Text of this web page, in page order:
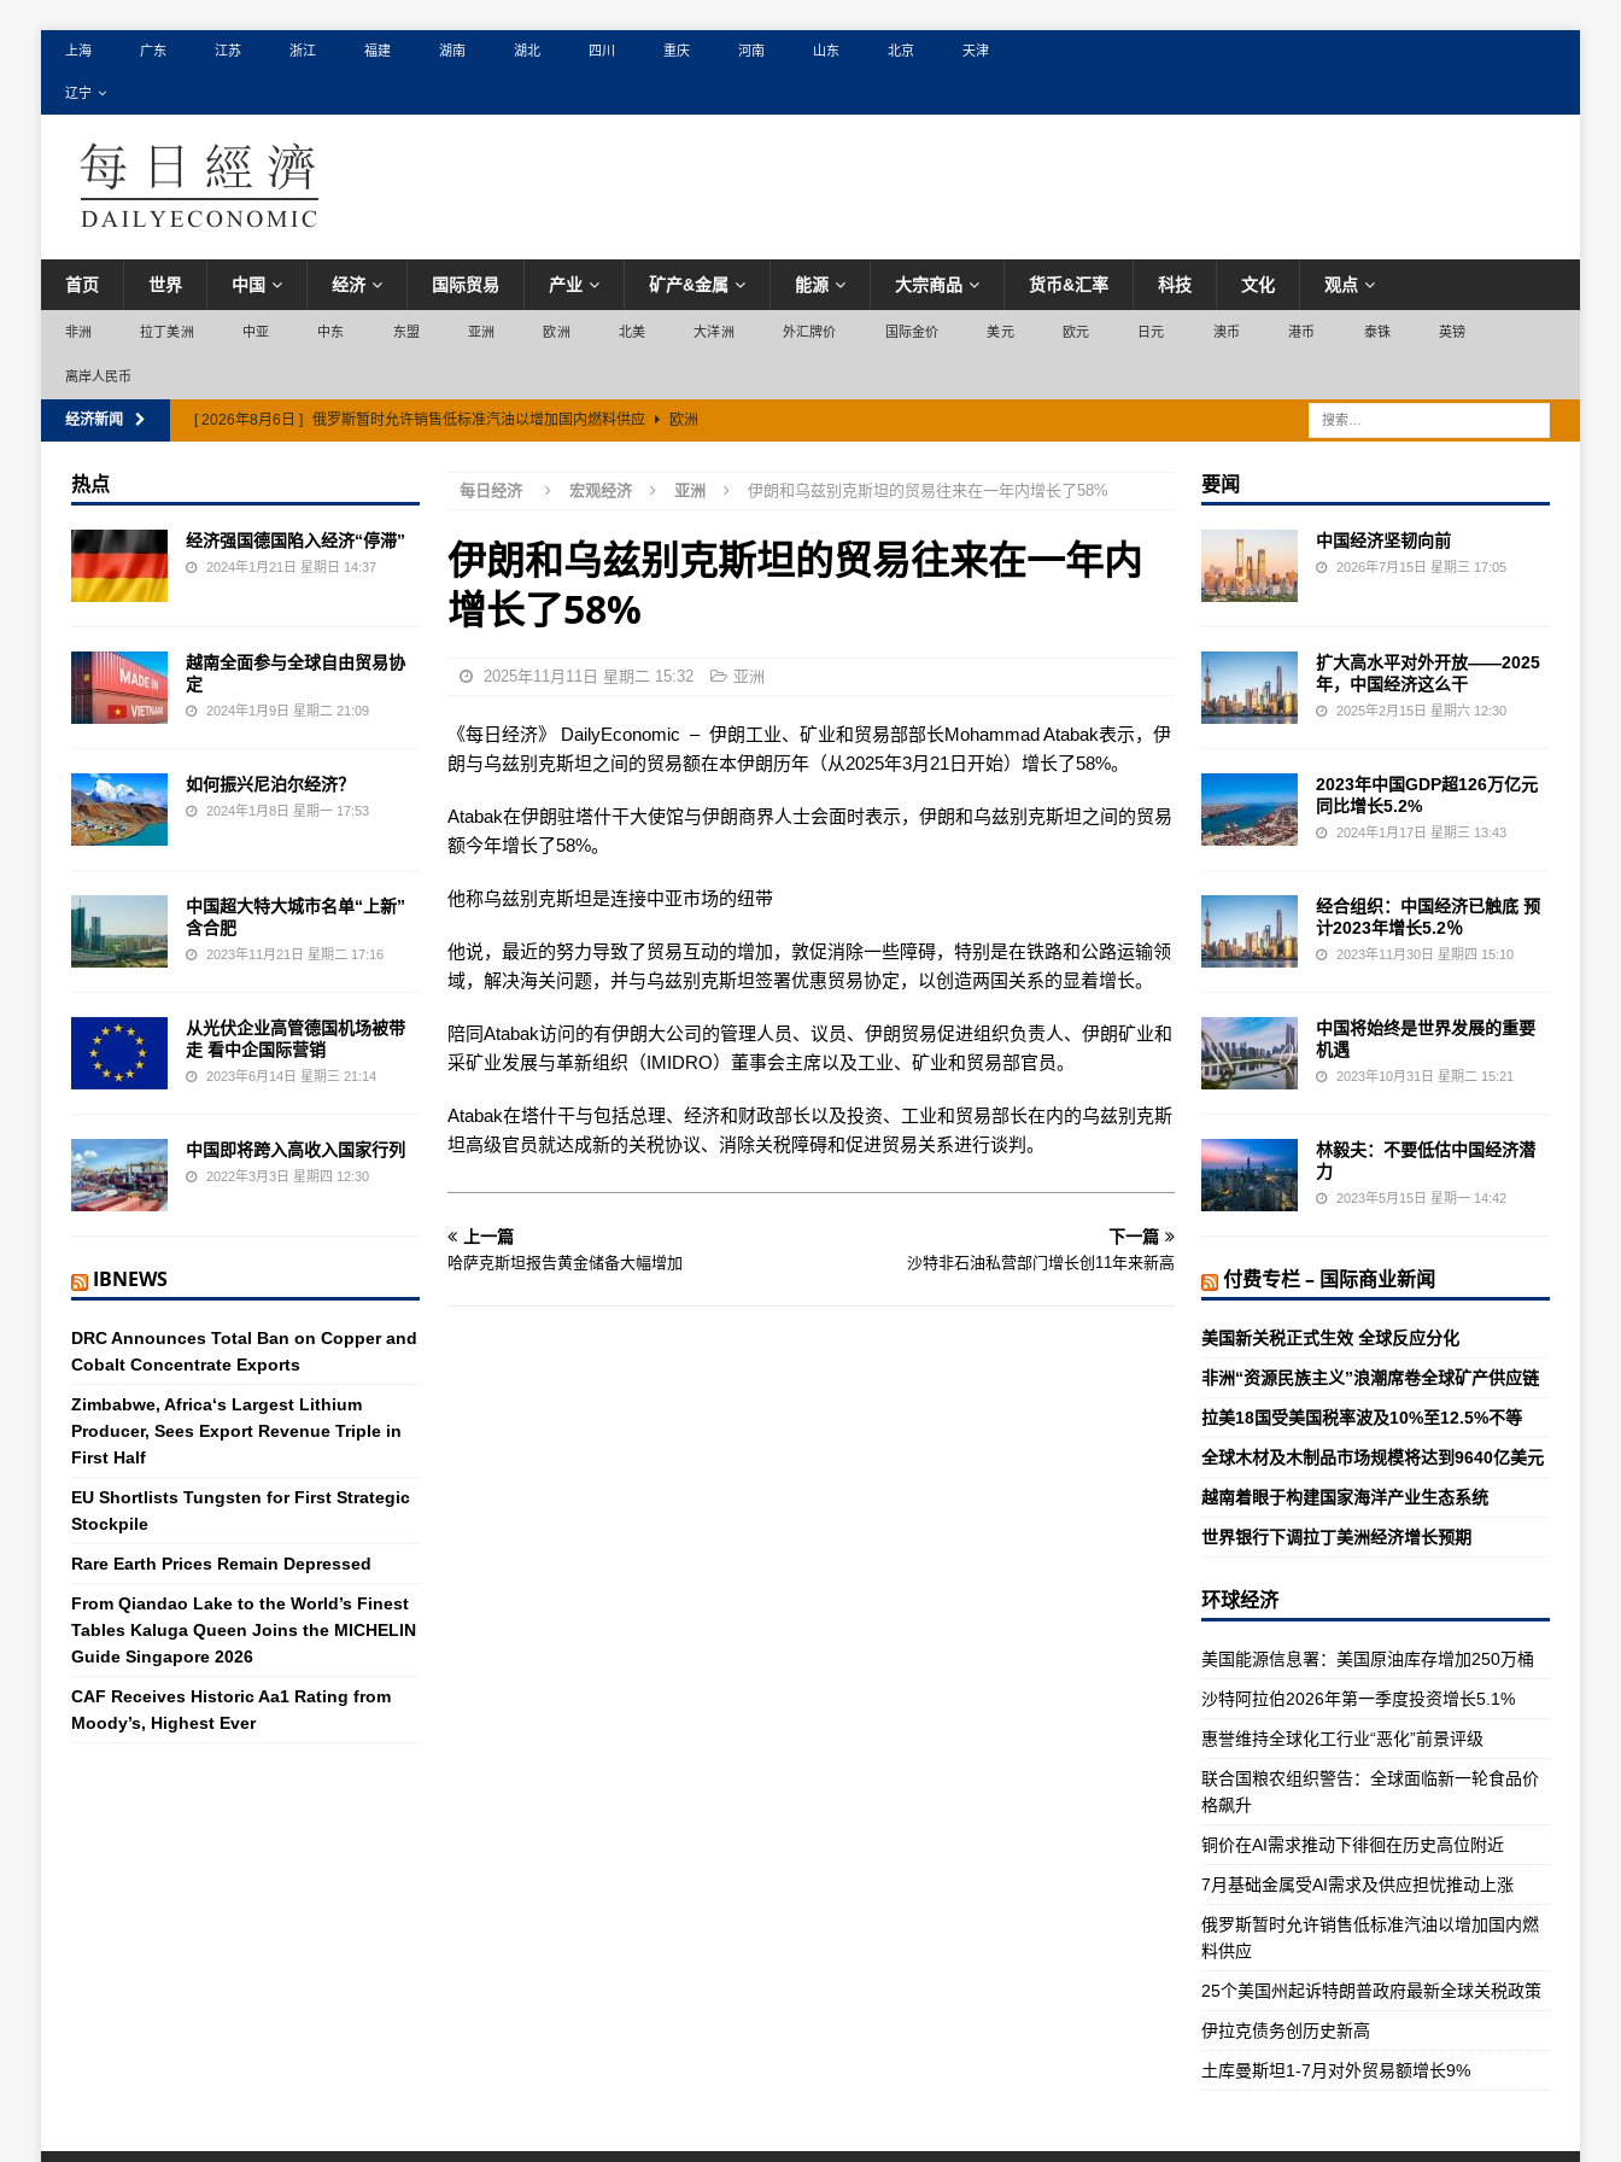
上海 广东 江苏 浙江 福建 湖南 湖北 四川 重庆 河南 山东 北京 天津
辽宁
首页 世界 中国 经济 国际贸易 产业 矿产&金属 能源 大宗商品 货币&汇率 科技 文化 观点
非洲 拉丁美洲 中亚 中东 东盟 亚洲 欧洲 北美 大洋洲 外汇牌价 国际金价 美元 欧元 日元 澳币 港币 泰铢 英镑
离岸人民币
经济新闻 [ 2026年8月6日 ] 俄罗斯暂时允许销售低标准汽油以增加国内燃料供应 欧洲
每日经济 宏观经济 亚洲 伊朗和乌兹别克斯坦的贸易往来在一年内增长了58%
伊朗和乌兹别克斯坦的贸易往来在一年内
增长了58%
2025年11月11日 星期二 15:32 亚洲
《每日经济》 DailyEconomic – 伊朗工业、矿业和贸易部部长Mohammad Atabak表示，伊
朗与乌兹别克斯坦之间的贸易额在本伊朗历年（从2025年3月21日开始）增长了58%。
Atabak在伊朗驻塔什干大使馆与伊朗商界人士会面时表示，伊朗和乌兹别克斯坦之间的贸易
额今年增长了58%。
他称乌兹别克斯坦是连接中亚市场的纽带
他说，最近的努力导致了贸易互动的增加，敦促消除一些障碍，特别是在铁路和公路运输领
域，解决海关问题，并与乌兹别克斯坦签署优惠贸易协定，以创造两国关系的显着增长。
陪同Atabak访问的有伊朗大公司的管理人员、议员、伊朗贸易促进组织负责人、伊朗矿业和
采矿业发展与革新组织（IMIDRO）董事会主席以及工业、矿业和贸易部官员。
Atabak在塔什干与包括总理、经济和财政部长以及投资、工业和贸易部长在内的乌兹别克斯
坦高级官员就达成新的关税协议、消除关税障碍和促进贸易关系进行谈判。
上一篇
哈萨克斯坦报告黄金储备大幅增加
下一篇
沙特非石油私营部门增长创11年来新高
热点
经济强国德国陷入经济“停滞”
2024年1月21日 星期日 14:37
越南全面参与全球自由贸易协
定
2024年1月9日 星期二 21:09
如何振兴尼泊尔经济？
2024年1月8日 星期一 17:53
中国超大特大城市名单“上新”
含合肥
2023年11月21日 星期二 17:16
从光伏企业高管德国机场被带
走 看中企国际营销
2023年6月14日 星期三 21:14
中国即将跨入高收入国家行列
2022年3月3日 星期四 12:30
IBNEWS
DRC Announces Total Ban on Copper and
Cobalt Concentrate Exports
Zimbabwe, Africa‘s Largest Lithium
Producer, Sees Export Revenue Triple in
First Half
EU Shortlists Tungsten for First Strategic
Stockpile
Rare Earth Prices Remain Depressed
From Qiandao Lake to the World’s Finest
Tables Kaluga Queen Joins the MICHELIN
Guide Singapore 2026
CAF Receives Historic Aa1 Rating from
Moody’s, Highest Ever
要闻
中国经济坚韧向前
2026年7月15日 星期三 17:05
扩大高水平对外开放——2025
年，中国经济这么干
2025年2月15日 星期六 12:30
2023年中国GDP超126万亿元
同比增长5.2%
2024年1月17日 星期三 13:43
经合组织：中国经济已触底 预
计2023年增长5.2％
2023年11月30日 星期四 15:10
中国将始终是世界发展的重要
机遇
2023年10月31日 星期二 15:21
林毅夫：不要低估中国经济潜
力
2023年5月15日 星期一 14:42
付费专栏 – 国际商业新闻
美国新关税正式生效 全球反应分化
非洲“资源民族主义”浪潮席卷全球矿产供应链
拉美18国受美国税率波及10%至12.5%不等
全球木材及木制品市场规模将达到9640亿美元
越南着眼于构建国家海洋产业生态系统
世界银行下调拉丁美洲经济增长预期
环球经济
美国能源信息署：美国原油库存增加250万桶
沙特阿拉伯2026年第一季度投资增长5.1%
惠誉维持全球化工行业“恶化”前景评级
联合国粮农组织警告：全球面临新一轮食品价
格飙升
铜价在AI需求推动下徘徊在历史高位附近
7月基础金属受AI需求及供应担忧推动上涨
俄罗斯暂时允许销售低标准汽油以增加国内燃
料供应
25个美国州起诉特朗普政府最新全球关税政策
伊拉克债务创历史新高
土库曼斯坦1-7月对外贸易额增长9%